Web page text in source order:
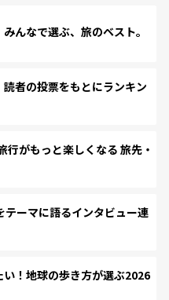
んなで選ぶ、旅のベスト。
者の投票をもとにランキン
がもっと楽しくなる 旅先・
ーマに語るインタビュー連
！地球の歩き方が選ぶ2026